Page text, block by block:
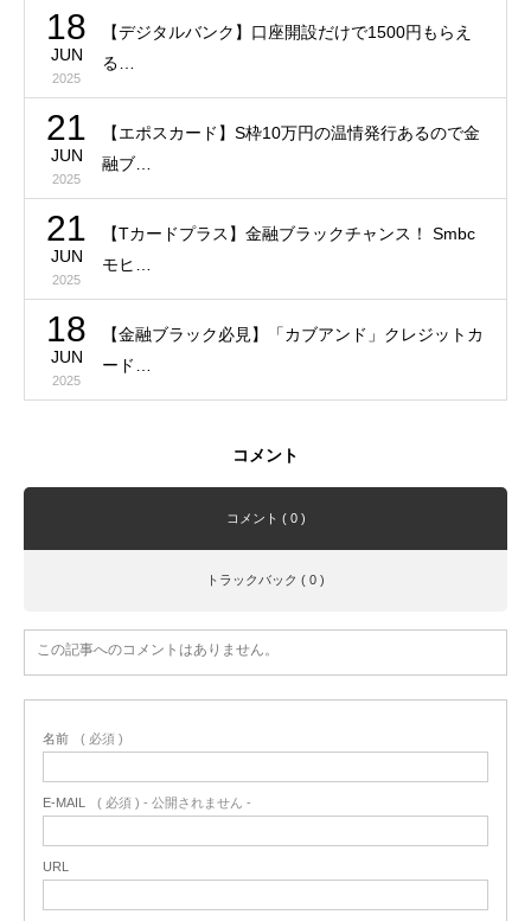
18
JUN
2025
【デジタルバンク】口座開設だけで1500円もらえ
る…
21
JUN
2025
【エポスカード】S枠10万円の温情発行あるので金
融ブ…
21
JUN
2025
【Tカードプラス】金融ブラックチャンス！ Smbc
モヒ…
18
JUN
2025
【金融ブラック必見】「カブアンド」クレジットカ
ード…
コメント
コメント ( 0 )
トラックバック ( 0 )
この記事へのコメントはありません。
名前 ( 必須 )
E-MAIL ( 必須 ) - 公開されません -
URL